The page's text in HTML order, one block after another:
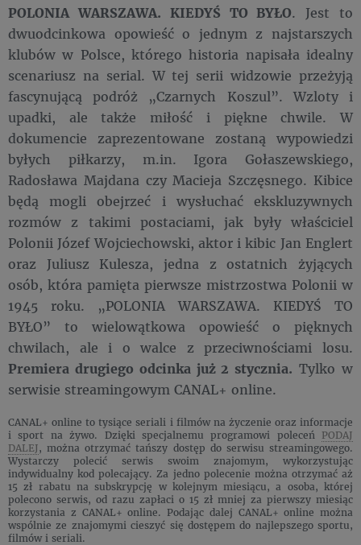
POLONIA WARSZAWA. KIEDYŚ TO BYŁO. Jest to
dwuodcinkowa opowieść o jednym z najstarszych
klubów w Polsce, którego historia napisała idealny
scenariusz na serial. W tej serii widzowie przeżyją
fascynującą podróż „Czarnych Koszul”. Wzloty i
upadki, ale także miłość i piękne chwile. W
dokumencie zaprezentowane zostaną wypowiedzi
byłych piłkarzy, m.in. Igora Gołaszewskiego,
Radosława Majdana czy Macieja Szczęsnego. Kibice
będą mogli obejrzeć i wysłuchać ekskluzywnych
rozmów z takimi postaciami, jak były właściciel
Polonii Józef Wojciechowski, aktor i kibic Jan Englert
oraz Juliusz Kulesza, jedna z ostatnich żyjących
osób, która pamięta pierwsze mistrzostwa Polonii w
1945 roku. „POLONIA WARSZAWA. KIEDYŚ TO
BYŁO” to wielowątkowa opowieść o pięknych
chwilach, ale i o walce z przeciwnościami losu.
Premiera drugiego odcinka już 2 stycznia. Tylko w
serwisie streamingowym CANAL+ online.
CANAL+ online to tysiące seriali i filmów na życzenie oraz informacje
i sport na żywo. Dzięki specjalnemu programowi poleceń PODAJ
DALEJ, można otrzymać tańszy dostęp do serwisu streamingowego.
Wystarczy polecić serwis swoim znajomym, wykorzystując
indywidualny kod polecający. Za jedno polecenie można otrzymać aż
15 zł rabatu na subskrypcję w kolejnym miesiącu, a osoba, której
polecono serwis, od razu zapłaci o 15 zł mniej za pierwszy miesiąc
korzystania z CANAL+ online. Podając dalej CANAL+ online można
wspólnie ze znajomymi cieszyć się dostępem do najlepszego sportu,
filmów i seriali.